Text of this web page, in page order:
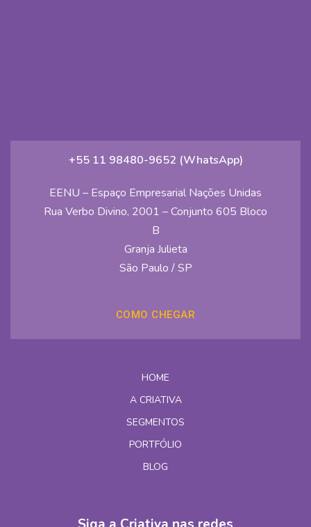
+55 11 98480-9652 (WhatsApp)
EENU – Espaço Empresarial Nações Unidas
Rua Verbo Divino, 2001 – Conjunto 605 Bloco
B
Granja Julieta
São Paulo / SP
COMO CHEGAR
HOME
A CRIATIVA
SEGMENTOS
PORTFÓLIO
BLOG